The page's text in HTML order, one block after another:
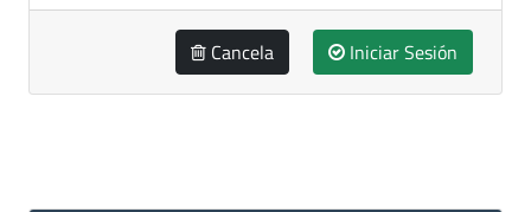
Cancela Iniciar Sesión